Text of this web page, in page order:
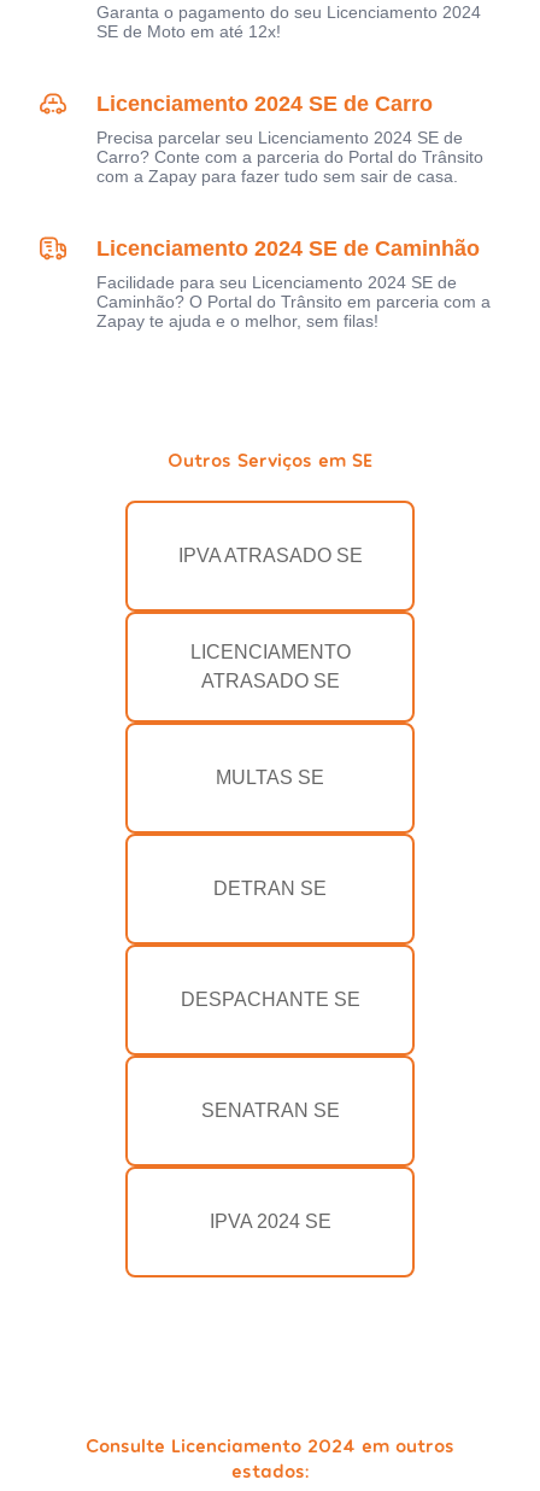
Garanta o pagamento do seu Licenciamento 2024
SE de Moto em até 12x!
Licenciamento 2024 SE de Carro
Precisa parcelar seu Licenciamento 2024 SE de
Carro? Conte com a parceria do Portal do Trânsito
com a Zapay para fazer tudo sem sair de casa.
Licenciamento 2024 SE de Caminhão
Facilidade para seu Licenciamento 2024 SE de
Caminhão? O Portal do Trânsito em parceria com a
Zapay te ajuda e o melhor, sem filas!
Outros Serviços em SE
IPVA ATRASADO SE
LICENCIAMENTO
ATRASADO SE
MULTAS SE
DETRAN SE
DESPACHANTE SE
SENATRAN SE
IPVA 2024 SE
Consulte Licenciamento 2024 em outros
estados: